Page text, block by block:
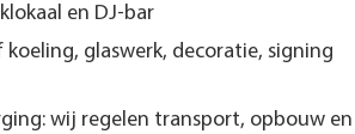
en DJ-bar
koeling, glaswerk, decoratie, signing
wij regelen transport, opbouw en